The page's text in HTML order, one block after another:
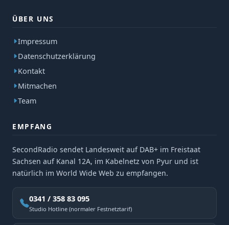
ÜBER UNS
Impressum
Datenschutzerklärung
Kontakt
Mitmachen
Team
EMPFANG
SecondRadio sendet Landesweit auf DAB+ im Freistaat
Sachsen auf Kanal 12A, im Kabelnetz von Pyur und ist
natürlich im World Wide Web zu empfangen.
0341 / 358 83 095
Studio Hotline (normaler Festnetztarif)